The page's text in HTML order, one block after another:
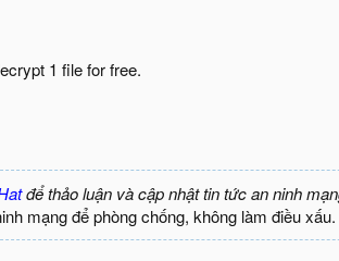
1 file for free.
để thảo luận và cập nhật tin tức an ninh
mạng để phòng chống, không làm điều xấu.